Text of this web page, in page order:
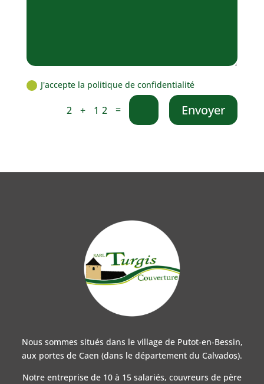
J'accepte la politique de confidentialité
2 + 12 = Envoyer
Nous sommes situés dans le village de Putot-en-Bessin,
aux portes de Caen (dans le département du Calvados).
Notre entreprise de 10 à 15 salariés, couvreurs de père